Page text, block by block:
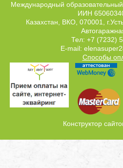
Международный образовательный
ИИН
Казахстан, ВКО, 070001,
Тел: +7 (7232)
E-mail:
Способы
Конструктор